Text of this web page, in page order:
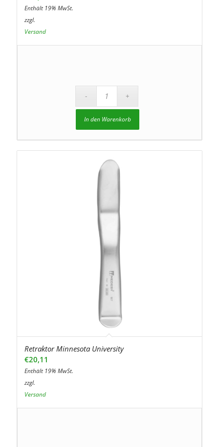
Enthält 19% MwSt.
zzgl.
Versand
In den Warenkorb
Retraktor Minnesota University
€20,11
Enthält 19% MwSt.
zzgl.
Versand